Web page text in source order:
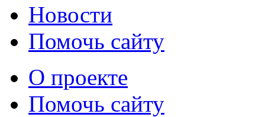
Новости
Помочь сайту
О проекте
Помочь сайту